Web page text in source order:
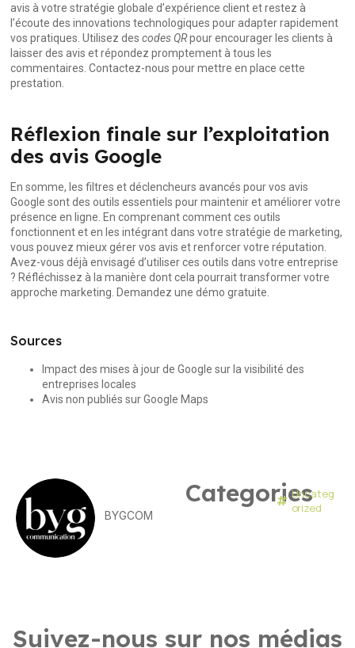
avis à votre stratégie globale d’expérience client et restez à
l’écoute des innovations technologiques pour adapter rapidement
vos pratiques. Utilisez descodes QRpour encourager les clients à
laisser des avis et répondez promptement à tous les
commentaires.Contactez-nous pour mettre en place cette
prestation.
Réflexion finale sur l’exploitation
des avis Google
En somme, les filtres et déclencheurs avancés pour vos avis
Google sont des outils essentiels pour maintenir et améliorer votre
présence en ligne. En comprenant comment ces outils
fonctionnent et en les intégrant dans votre stratégie de marketing,
vous pouvez mieux gérer vos avis et renforcer votre réputation.
Avez-vous déjà envisagé d’utiliser ces outils dans votre entreprise
? Réfléchissez à la manière dont cela pourrait transformer votre
approche marketing. Demandez une démo gratuite
Sources
Impact des mises à jour de Google sur la visibilité des
entreprises locales
Avis non publiés sur Google Maps
BYGCOM
CategoriesUncateg
orized
Suivez-nous sur nos médias